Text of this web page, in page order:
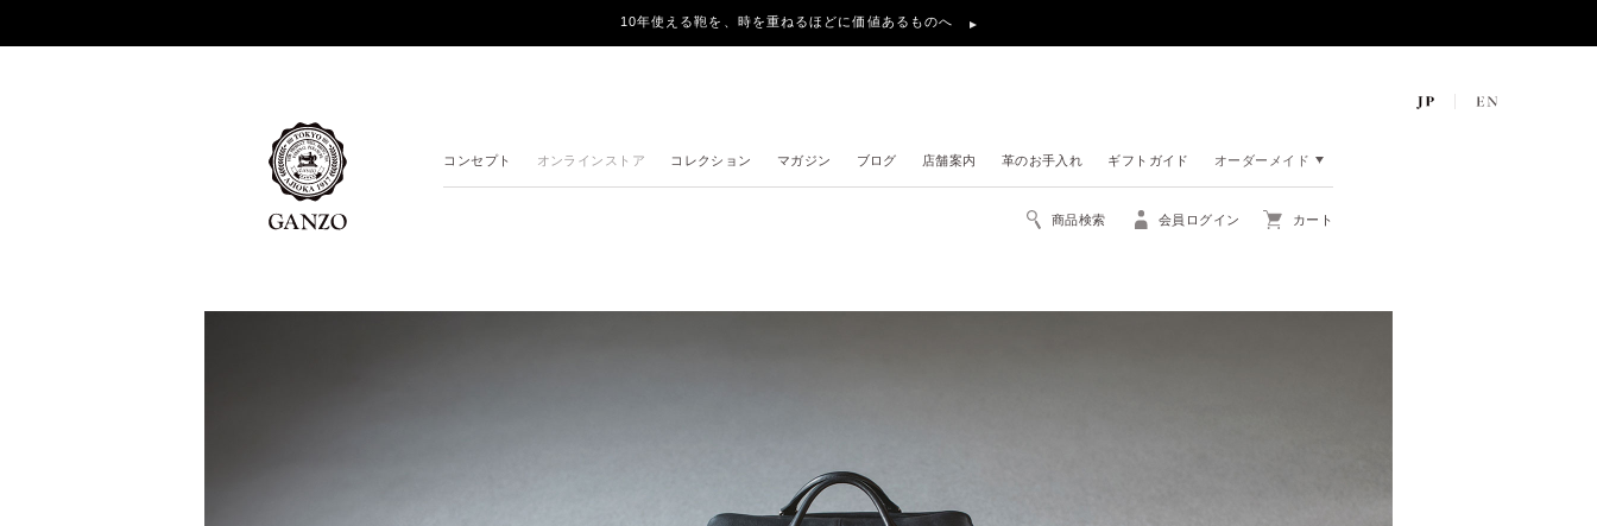
10年使える鞄を、時を重ねるほどに価値あるものへ
コンセプト オンラインストア コレクション マガジン ブログ 店舗案内 革のお手入れ ギフトガイド オーダーメイド
商品検索 会員ログイン カート